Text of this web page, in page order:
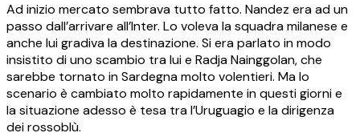
Ad inizio mercato sembrava tutto fatto. Nandez era ad un
passo dall’arrivare all’Inter. Lo voleva la squadra milanese e
anche lui gradiva la destinazione. Si era parlato in modo
insistito di uno scambio tra lui e Radja Nainggolan, che
sarebbe tornato in Sardegna molto volentieri. Ma lo
scenario è cambiato molto rapidamente in questi giorni e
la situazione adesso è tesa tra l’Uruguagio e la dirigenza
dei rossoblù.